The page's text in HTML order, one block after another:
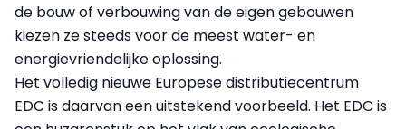
de bouw of verbouwing van de eigen gebouwen
kiezen ze steeds voor de meest water- en
energievriendelijke oplossing.
Het volledig nieuwe Europese distributiecentrum
EDC is daarvan een uitstekend voorbeeld. Het EDC is